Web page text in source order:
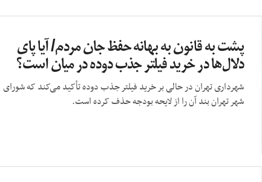
پشت به قانون به بهانه حفظ جان مردم/ آیا پای
دلال‌ها در خرید فیلتر جذب دوده در میان است؟
شهرداری تهران در حالی بر خرید فیلتر جذب دوده تأکید می‌کند که شورای
شهر تهران بند آن را از لایحه بودجه حذف کرده است.